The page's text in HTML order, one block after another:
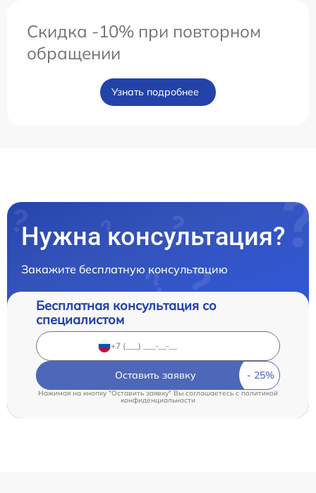
Скидка -10% при повторном
обращении
Узнать подробнее
Нужна консультация?
Закажите бесплатную консультацию
Бесплатная консультация со
специалистом
Оставить заявку
Нажимая на кнопку "Оставить заявку" Вы соглашаетесь cполитикой
конфиденциальности